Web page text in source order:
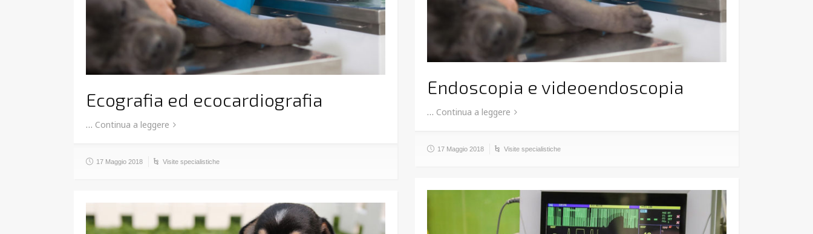
Endoscopia e videoendoscopia
… Continua a leggere
17 Maggio 2018 Visite specialistiche
Ecografia ed ecocardiografia
… Continua a leggere
17 Maggio 2018 Visite specialistiche